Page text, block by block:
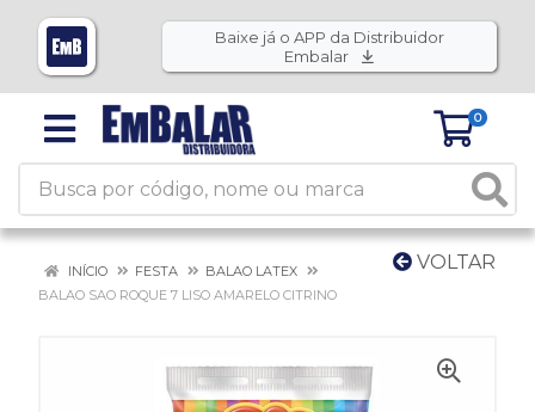
Baixe já o APP da Distribuidor
Embalar
0
VOLTAR
INÍCIO FESTA
BALAO LATEX
BALAO SAO ROQUE 7 LISO AMARELO CITRINO